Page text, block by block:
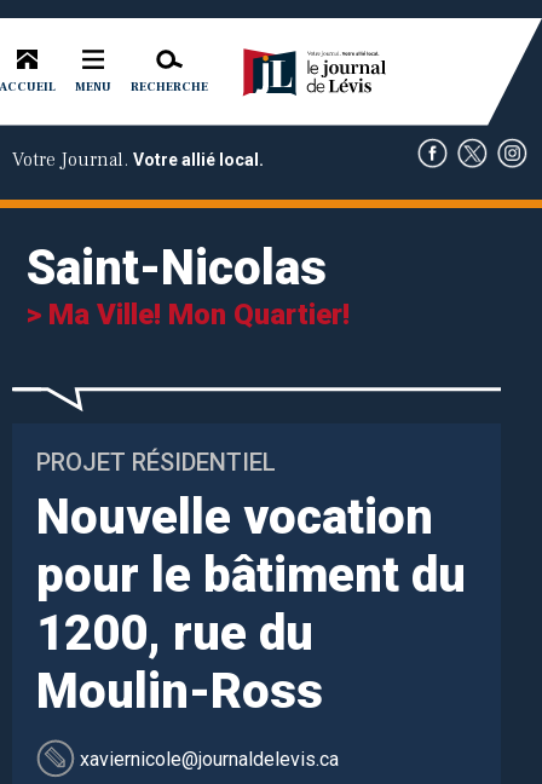
ACCUEIL MENU RECHERCHE
Votre Journal. Votre allié local.
Saint-Nicolas
> Ma Ville! Mon Quartier!
PROJET RÉSIDENTIEL
Nouvelle vocation
pour le bâtiment du
1200, rue du
Moulin-Ross
xaviernicole@journaldelevis.ca